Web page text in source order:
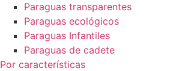
Paraguas transparentes
Paraguas ecológicos
Paraguas Infantiles
Paraguas de cadete
Por características